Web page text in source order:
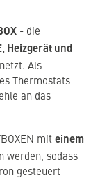
- die
Heizgerät und
Als
Thermostats
an das
mit einem
werden, sodass
gesteuert